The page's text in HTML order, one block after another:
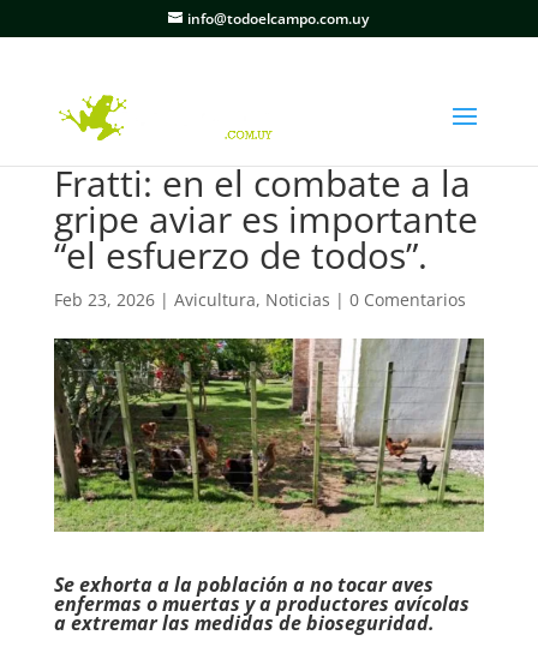
info@todoelcampo.com.uy
Fratti: en el combate a la
gripe aviar es importante
“el esfuerzo de todos”.
Feb 23, 2026| Avicultura, Noticias | 0 Comentarios
Se exhorta a la población a no tocar aves
enfermas o muertas y a productores avícolas
a extremar las medidas de bioseguridad.